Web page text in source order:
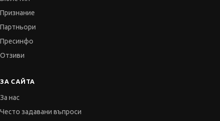
Признание
Партньори
Пресинфо
Отзиви
ЗА САЙТА
За нас
Често задавани въпроси